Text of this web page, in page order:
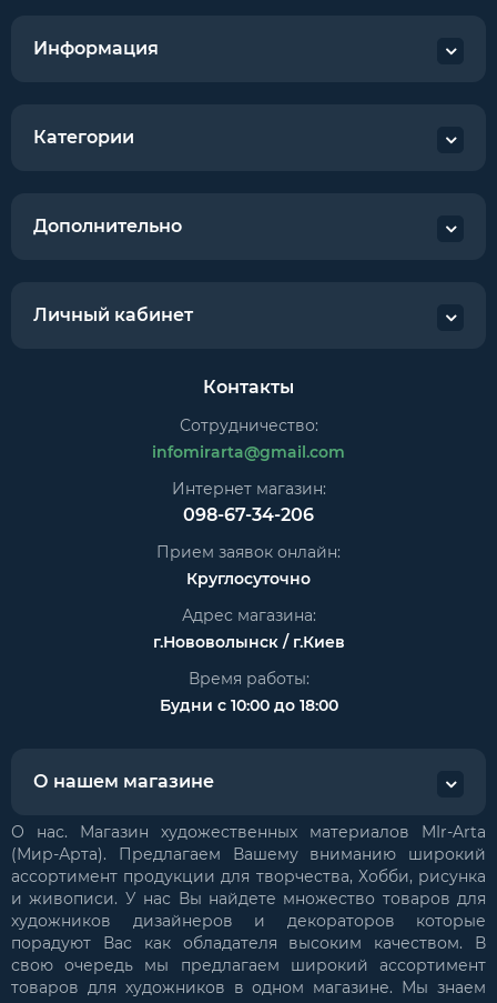
Информация
Категории
Дополнительно
Личный кабинет
Контакты
Сотрудничество:
infomirarta@gmail.com
Интернет магазин:
098-67-34-206
Прием заявок онлайн:
Круглосуточно
Адрес магазина:
г.Нововолынск / г.Киев
Время работы:
Будни с 10:00 до 18:00
О нашем магазине
О нас. Магазин художественных материалов MIr-Arta
(Мир-Арта). Предлагаем Вашему вниманию широкий
ассортимент продукции для творчества, Хобби, рисунка
и живописи. У нас Вы найдете множество товаров для
художников дизайнеров и декораторов которые
порадуют Вас как обладателя высоким качеством. В
свою очередь мы предлагаем широкий ассортимент
товаров для художников в одном магазине. Мы знаем